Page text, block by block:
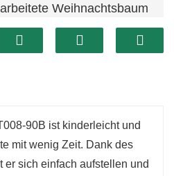
Weihnachtsbaum
Höhe von 90 cm ist
für jeden Raum. Dank
größere Räume oder
bilden einen lebendigen
liebsten
verstärken die
90B ist kinderleicht und
mit wenig Zeit. Dank des
er sich einfach aufstellen und